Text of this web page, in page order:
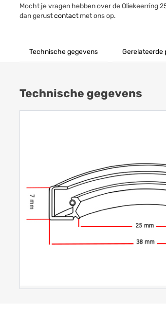
Mocht je vragen hebben over de Oliekeerring
dan gerustcontactmet ons op.
Technische gegevens Gerelateerde
Technische gegevens